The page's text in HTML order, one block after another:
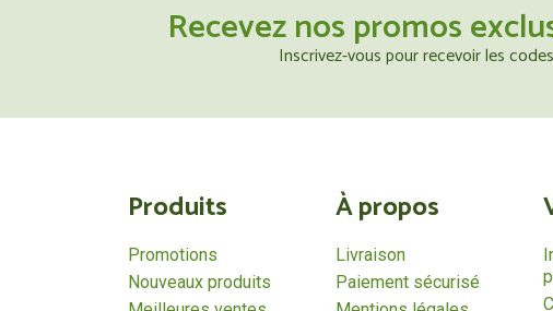
Recevez nos promos
Inscrivez-vous pour recevoir les
Produits
Promotions
Nouveaux produits
À propos
Livraison
Paiement sécurisé